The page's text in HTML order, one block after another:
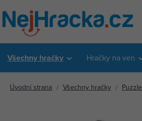
Všechny hračky Hračky na ven
Úvodní strana Všechny hračky Puzzle